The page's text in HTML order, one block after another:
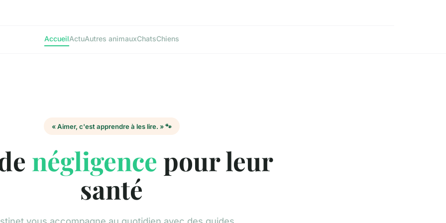
AccueilActuAutres animauxChatsChiens
« Aimer, c'est apprendre à les lire. » 🐾
négligence pour leur
santé